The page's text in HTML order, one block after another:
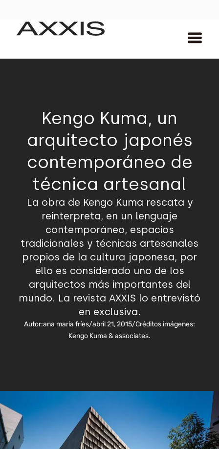
Kengo Kuma, un
arquitecto japonés
contemporáneo de
técnica artesanal
La obra de Kengo Kuma rescata y
reinterpreta, en un lenguaje
contemporáneo, espacios
tradicionales y técnicas artesanales
propios de la cultura japonesa, por
ello es considerado uno de los
arquitectos más importantes del
mundo. La revista AXXIS lo entrevistó
en exclusiva.
Autor:ana maría fríes/abril 21, 2015/Créditos imágenes:
Kengo Kuma & associates.